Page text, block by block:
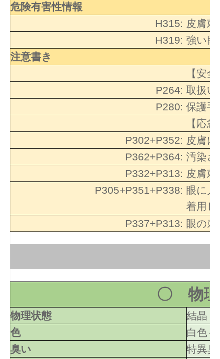
危険有害性情報
H315: 皮膚刺
H319: 強い眼
注意書き
【安
P264: 取扱
P280: 保護手
【応
P302+P352: 皮膚
P362+P364: 汚染
P332+P313: 皮膚
P305+P351+P338: 眼に
着用
P337+P313: 眼の
〇 物理
物理状態
結晶
色
白色
臭い
特異臭